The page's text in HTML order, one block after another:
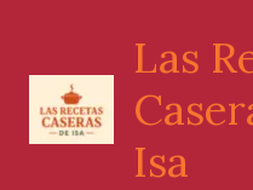
contenido
Las
Isa